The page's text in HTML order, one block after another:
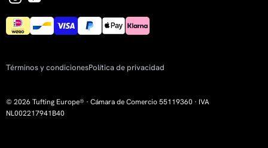
Términos y condicionesPolítica de privacidad
© 2026 Tufting Europe® · Cámara de Comercio 55119360 · IVA
NL002217941B40